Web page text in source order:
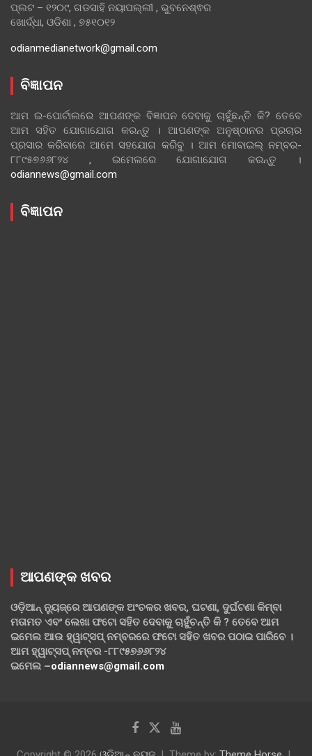
ପ୍ଲଟ – ୧୨୦୯, ଗଡସାହି ନୟାପଲ୍ଲୀ , ଭୁବନେଶ୍ଵର
ଖୋର୍ଦ୍ଧା, ଓଡିଶା , ୭୫୧୦୧୨
odianmedianetwork@gmail.com
ବିଜ୍ଞାପନ
ଆମ ଇ-ପୋର୍ଟାଲରେ ଆପଣଙ୍କ ବିଜ୍ଞାପନ ଦେବାକୁ ଚାହୁଁଛନ୍ତି କି? ତେବେ
ଆମ ସହିତ ଯୋଗାଯୋଗ କରନ୍ତୁ । ଆପଣଙ୍କ ଅନୁଷ୍ଠାନର ପ୍ରଚାର
ପ୍ରସାର କରିବାରେ ଆମେ ସହଯୋଗ କରିବୁ । ଆମ ମୋବାଇଲ୍ ନମ୍ବର-
୮୮୯୫୭୬୬୮୨୪ , ଇମେଲରେ ଯୋଗାଯୋଗ କରନ୍ତୁ ।
odiannews@gmail.com
ବିଜ୍ଞାପନ
ଆପଣଙ୍କ ଖବର
ଓଡ଼ିଆନ୍ ନ୍ୟୁଜ୍‌ରେ ଆପଣଙ୍କ ଅଂଚଳର ଖବର, ଘଟଣା, ଦୁର୍ଘଟଣା କିମ୍ବା
ମତାମତ ଏବଂ ଲେଖା ଫଟୋ ସହିତ ଦେବାକୁ ଚାହୁଁଚନ୍ତି କି ? ତେବେ ଆମ
ଇମେଲ ଆଉ ହ୍ୱାଟ୍‌ସପ୍ ନମ୍ବରରେ ଫଟୋ ସହିତ ଖବର ପଠାଇ ପାରିବେ ।
ଆମ ହ୍ୱାଟ୍‌ସପ୍ ନମ୍ବର -୮୮୯୫୭୬୬୮୨୪
ଇମେଲ –odiannews@gmail.com